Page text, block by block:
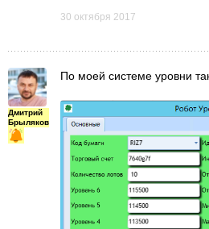
30 октября 2017
Дмитрий
Брыляков
По моей системе уровни